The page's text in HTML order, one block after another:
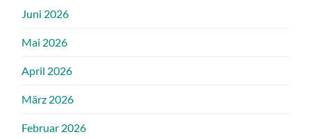
Juni 2026
Mai 2026
April 2026
März 2026
Februar 2026